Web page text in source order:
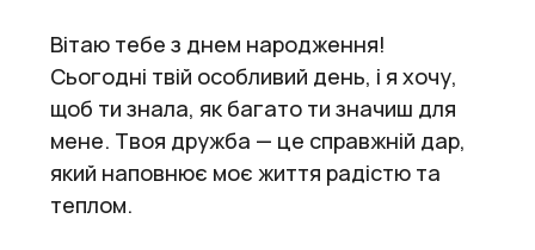
Вітаю тебе з днем народження!
Сьогодні твій особливий день, і я хочу,
щоб ти знала, як багато ти значиш для
мене. Твоя дружба — це справжній дар,
який наповнює моє життя радістю та
теплом.